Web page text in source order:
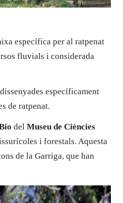
específica per al ratpenat
fluvials i considerada
específicament
de ratpenat.
del Museu de Ciències
i forestals. Aquesta
de la Garriga, que han